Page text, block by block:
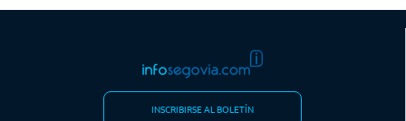
INSCRIBIRSE AL BOLETÍN